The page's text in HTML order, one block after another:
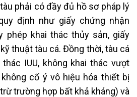
phải có đầy đủ hồ sơ pháp lý
định như giấy chứng nhận
phép khai thác thủy sản, giấy
thuật tàu cá. Đồng thời, tàu cá
IUU, không khai thác vượt
cố ý vô hiệu hóa thiết bị
trường hợp bất khả kháng) và